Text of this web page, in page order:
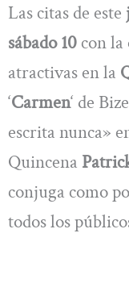
Las citas de este
sábado 10 con la
atractivas en la
‘Carmen‘ de
escrita nunca»
Quincena
conjuga como
todos los